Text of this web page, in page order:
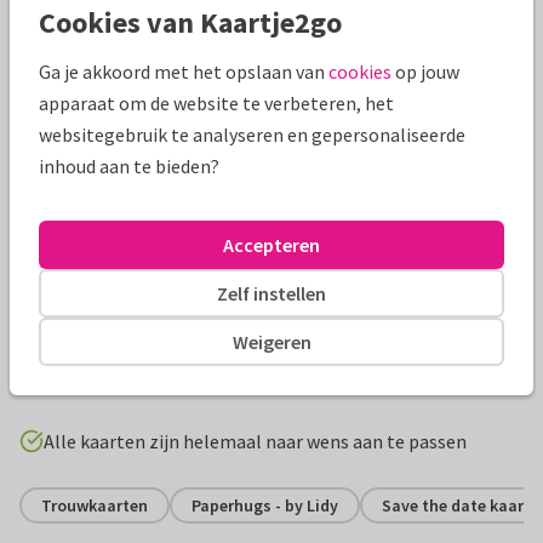
Productinformatie
Een originele trouwkaart in ticket vorm met foto op de
Alle kaarten zijn helemaal naar wens aan te passen
Trouwkaarten Paperhugs - by Lidy Save the date
Cookies van Kaartje2go
Ga je akkoord met het opslaan van cookies op jouw
apparaat om de website te verbeteren, het
websitegebruik te analyseren en gepersonaliseerde
inhoud aan te bieden?
Weigeren
Zelf instellen
Accepteren